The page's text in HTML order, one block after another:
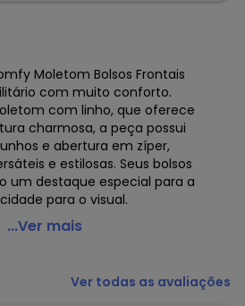
Moletom Bolsos Frontais
com muito conforto.
com linho, que oferece
charmosa, a peça possui
e abertura em zíper,
e estilosas. Seus bolsos
um destaque especial para a
para o visual.
Moletom Bolsos Frontais
...Ver mais
Ver todas as avaliações